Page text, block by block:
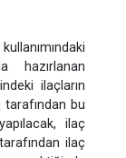
hazırlanan
ilaçların
bu
ilaç
ilaç